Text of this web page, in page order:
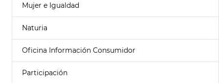
Mujer e Igualdad
Naturia
Oficina Información Consumidor
Participación